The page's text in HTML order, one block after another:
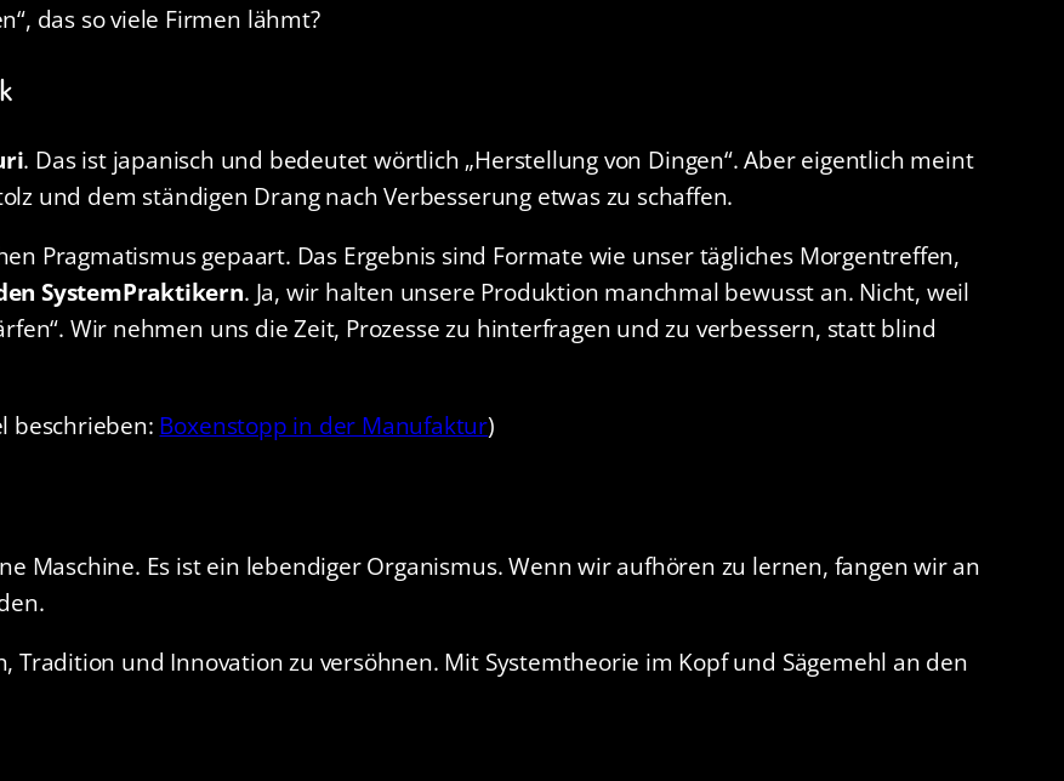
das so viele Firmen lähmt?
. Das ist japanisch und bedeutet wörtlich „Herstellung von Dingen“. Aber eigentlich meint
und dem ständigen Drang nach Verbesserung etwas zu schaffen.
Pragmatismus gepaart. Das Ergebnis sind Formate wie unser tägliches Morgentreffen,
SystemPraktikern. Ja, wir halten unsere Produktion manchmal bewusst an. Nicht, weil
Wir nehmen uns die Zeit, Prozesse zu hinterfragen und zu verbessern, statt blind
beschrieben: Boxenstopp in der Manufaktur)
Maschine. Es ist ein lebendiger Organismus. Wenn wir aufhören zu lernen, fangen wir an
Tradition und Innovation zu versöhnen. Mit Systemtheorie im Kopf und Sägemehl an den